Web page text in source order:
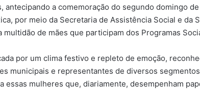
antecipando a comemoração do segundo domingo
por meio da Secretaria de Assistência Social e da
multidão de mães que participam dos Programas
por um clima festivo e repleto de emoção,
municipais e representantes de diversos
essas mulheres que, diariamente, desempenham